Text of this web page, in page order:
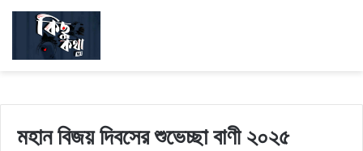
মহান বিজয় দিবসের শুভেচ্ছা বাণী ২০২৫